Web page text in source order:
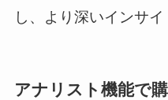
し、より深いインサイ
アナリスト機能で